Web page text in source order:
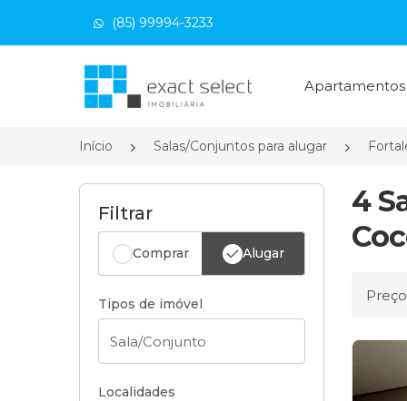
(85) 99994-3233
Página inicial
Início Salas/Conjuntos para alugar
Filtrar
Comprar Alugar
Tipos de imóvel
Localidades
4